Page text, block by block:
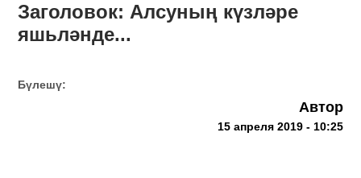
Заголовок: Алсуның күзләре
яшьләнде...
Бүлешү:
Автор
15 апреля 2019 - 10:25